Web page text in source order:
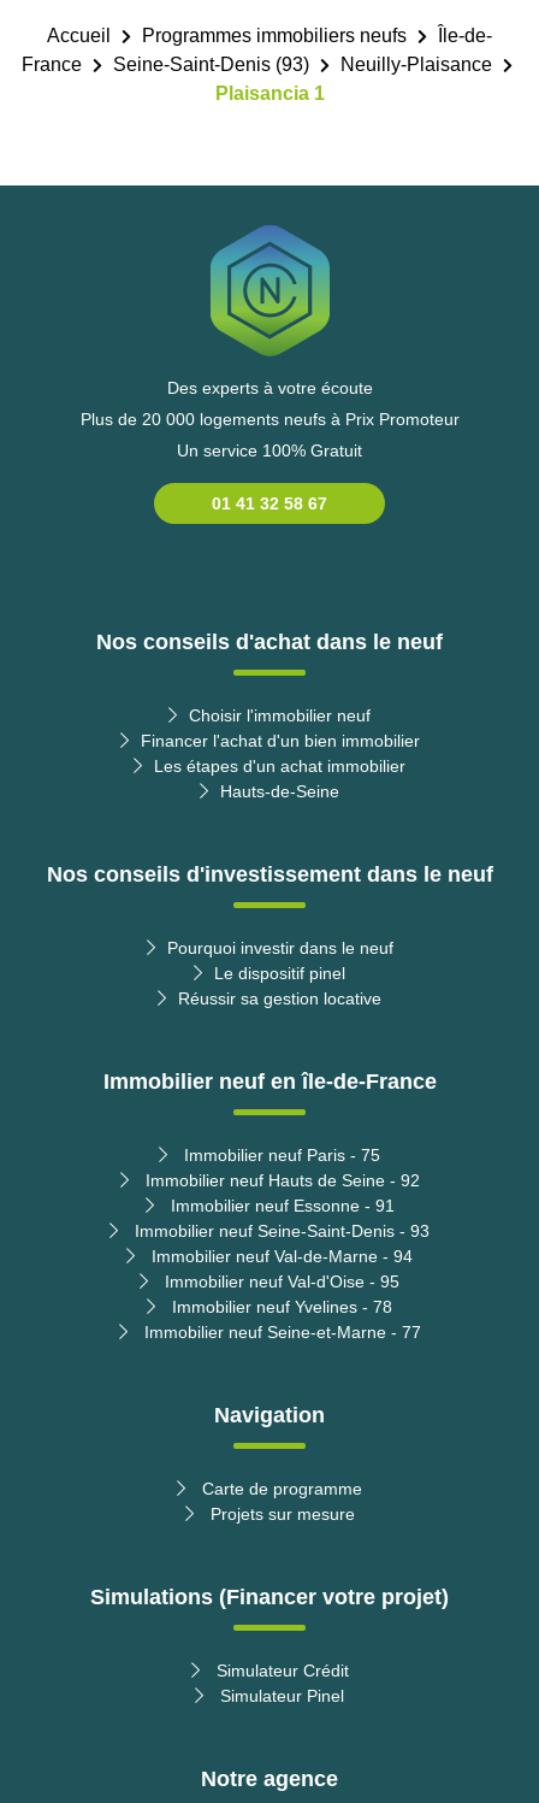
Accueil Programmes immobiliers neufs
Île-de-
France
Seine-Saint-Denis (93)
Neuilly-Plaisance
Plaisancia 1
Des experts à votre écoute
Plus de 20 000 logements neufs à Prix Promoteur
Un service 100% Gratuit
01 41 32 58 67
Nos conseils d'achat dans le neuf
Choisir l'immobilier neuf
Financer l'achat d'un bien immobilier
Les étapes d'un achat immobilier
Hauts-de-Seine
Nos conseils d'investissement dans le neuf
Pourquoi investir dans le neuf
Le dispositif pinel
Réussir sa gestion locative
Immobilier neuf en île-de-France
Immobilier neuf Paris - 75
Immobilier neuf Hauts de Seine - 92
Immobilier neuf Essonne - 91
Immobilier neuf Seine-Saint-Denis - 93
Immobilier neuf Val-de-Marne - 94
Immobilier neuf Val-d'Oise - 95
Immobilier neuf Yvelines - 78
Immobilier neuf Seine-et-Marne - 77
Navigation
Carte de programme
Projets sur mesure
Simulations (Financer votre projet)
Simulateur Crédit
Simulateur Pinel
Notre agence